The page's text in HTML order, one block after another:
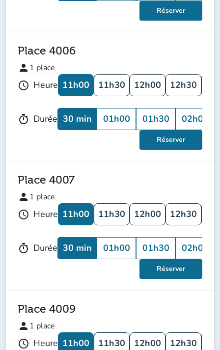
Réserver
Place 4006
person 1 place
schedule Heure 11h00 11h30 12h00 12h30
timer Durée 30 min 01h00 01h30 02h00
Réserver
Place 4007
person 1 place
schedule Heure 11h00 11h30 12h00 12h30
timer Durée 30 min 01h00 01h30 02h00
Réserver
Place 4009
person 1 place
schedule Heure 11h00 11h30 12h00 12h30